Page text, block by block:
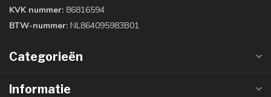
KVK nummer: 86816594
BTW-nummer: NL864095983B01
Categorieën
Informatie